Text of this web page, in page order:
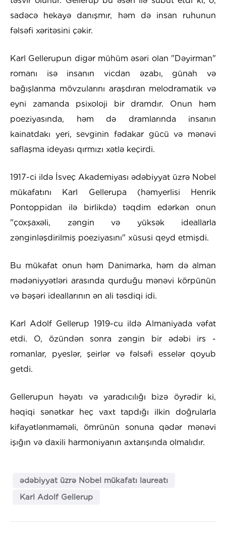
sadəcə hekayə danışmır, həm də insan ruhunun
fəlsəfi xəritəsini çəkir.
Karl Gellerupun digər mühüm əsəri olan "Dəyirman"
romanı isə insanın vicdan əzabı, günah və
bağışlanma mövzularını araşdıran melodramatik və
eyni zamanda psixoloji bir dramdır. Onun həm
poeziyasında, həm də dramlarında insanın
kainatdakı yeri, sevginin fədakar gücü və mənəvi
saflaşma ideyası qırmızı xətlə keçirdi.
1917-ci ildə İsveç Akademiyası ədəbiyyat üzrə Nobel
mükafatını Karl Gellerupa (həmyerlisi Henrik
Pontoppidan ilə birlikdə) təqdim edərkən onun
"çoxşaxəli, zəngin və yüksək ideallarla
zənginləşdirilmiş poeziyasını" xüsusi qeyd etmişdi.
Bu mükafat onun həm Danimarka, həm də alman
mədəniyyətləri arasında qurduğu mənəvi körpünün
və bəşəri ideallarının ən ali təsdiqi idi.
Karl Adolf Gellerup 1919-cu ildə Almaniyada vəfat
etdi. O, özündən sonra zəngin bir ədəbi irs -
romanlar, pyeslər, şeirlər və fəlsəfi esselər qoyub
getdi.
Gellerupun həyatı və yaradıcılığı bizə öyrədir ki,
həqiqi sənətkar heç vaxt tapdığı ilkin doğrularla
kifayətlənməməli, ömrünün sonuna qədər mənəvi
işığın və daxili harmoniyanın axtarışında olmalıdır.
ədəbiyyat üzrə Nobel mükafatı laureatı
Karl Adolf Gellerup